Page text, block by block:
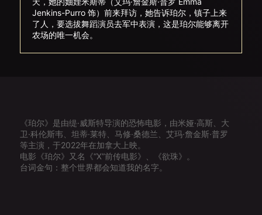
Jenkins-Purro 饰）前来拜访，她告诉珀尔，镇子上来
了人，要选拔舞蹈演员去军中表演，这是珀尔能够离开
农场的唯一机会。
《珀尔》是由缇·威斯特导演的恐怖电影，由米娅·高斯、大
卫·科伦斯韦、坦蒂·莱特、马修·桑德兰、艾玛·詹金斯·普罗
等主演，于2022年在加拿大上映。
电影《珀尔》又名《“X”前传电影》、《欲珠》。
台词金句：整个世界都会知道我的名字。